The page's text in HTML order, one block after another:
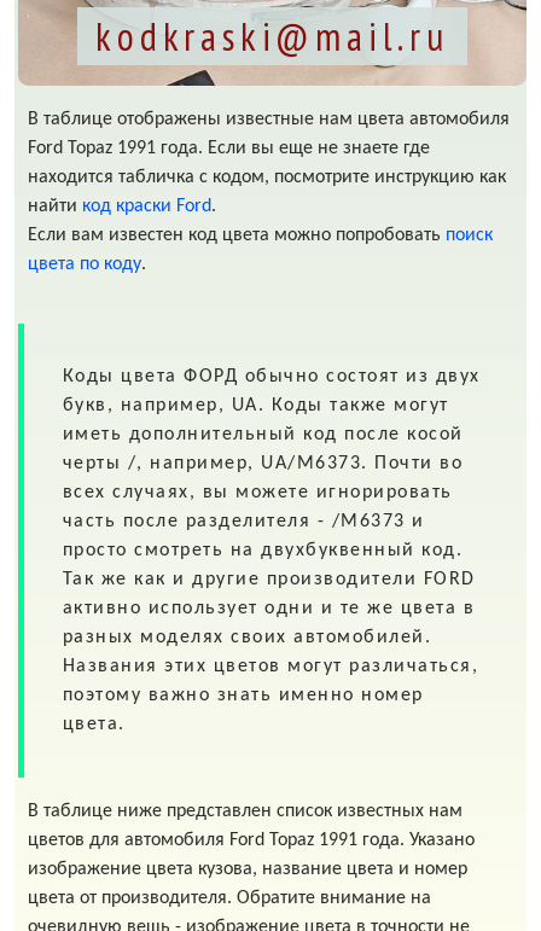
kodkraski@mail.ru
В таблице отображены известные нам цвета автомобиля
Ford Topaz 1991 года. Если вы еще не знаете где
находится табличка с кодом, посмотрите инструкцию как
найти код краски Ford.
Если вам известен код цвета можно попробовать поиск
цвета по коду.
Коды цветаФОРД обычно состоят из двух
букв, например, UA. Коды также могут
иметь дополнительный код после косой
черты /, например, UA/M6373. Почти во
всех случаях, вы можете игнорировать
часть после разделителя - /M6373 и
просто смотреть на двухбуквенный код.
Так же как и другие производители FORD
активно использует одни и те же цвета в
разных моделях своих автомобилей.
Названия этих цветов могут различаться,
поэтому важно знать именно номер
цвета.
В таблице ниже представлен список известных нам
цветов для автомобиля Ford Topaz 1991 года. Указано
изображение цвета кузова, название цвета и номер
цвета от производителя. Обратите внимание на